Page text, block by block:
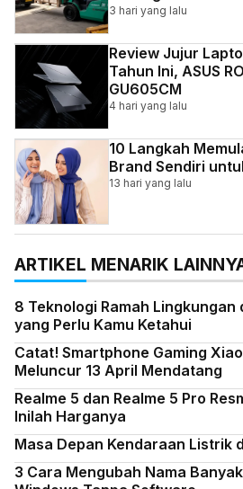
Indonesia
3 hari yang lalu
Review Jujur
Tahun Ini, ASUS
GU605CM
4 hari yang lalu
10 Langkah
Brand Sendiri
13 hari yang lalu
ARTIKEL MENARIK
8 Teknologi Ramah
yang Perlu Kamu Ketahui
Catat! Smartphone Gaming
Meluncur 13 April Mendatang
Realme 5 dan Realme 5 Pro
Inilah Harganya
Masa Depan Kendaraan Listrik
3 Cara Mengubah Nama